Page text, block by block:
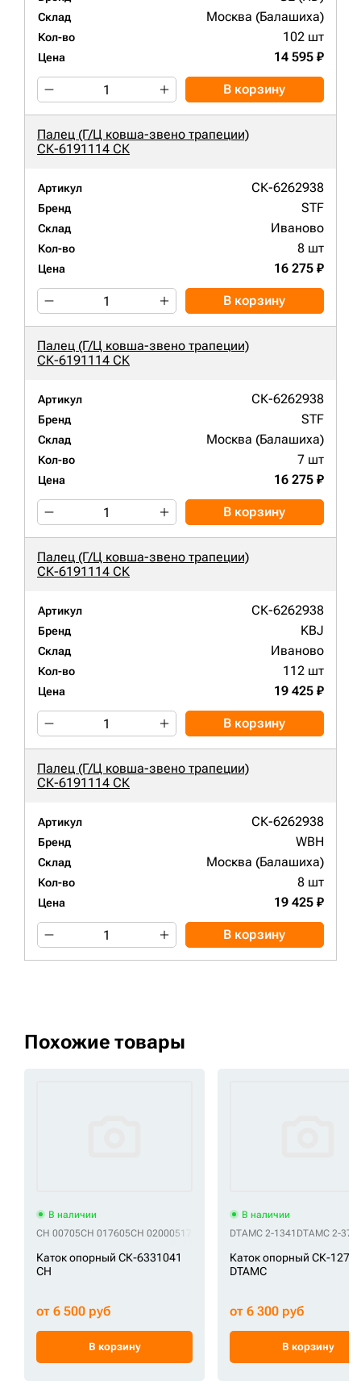
Склад Москва (Балашиха)
Кол-во 102 шт
Цена 14 595 ₽
В корзину
Палец (Г/Ц ковша-звено трапеции)
СК-6191114 СК
Артикул СК-6262938
Бренд STF
Склад Иваново
Кол-во 8 шт
Цена 16 275 ₽
В корзину
Палец (Г/Ц ковша-звено трапеции)
СК-6191114 СК
Артикул СК-6262938
Бренд STF
Склад Москва (Балашиха)
Кол-во 7 шт
Цена 16 275 ₽
В корзину
Палец (Г/Ц ковша-звено трапеции)
СК-6191114 СК
Артикул СК-6262938
Бренд KBJ
Склад Иваново
Кол-во 112 шт
Цена 19 425 ₽
В корзину
Палец (Г/Ц ковша-звено трапеции)
СК-6191114 СК
Артикул СК-6262938
Бренд WBH
Склад Москва (Балашиха)
Кол-во 8 шт
Цена 19 425 ₽
В корзину
Похожие товары
В наличии
CH 00705CH 017605CH 020005170005 CH 1002.00705.00 CH
Каток опорный СК-6331041
CH
от 6 500 руб
В корзину
В наличии
DTAMC 2-1341 DTAMC 2-
Каток опорный СК-
DTAMC
от 6 300 руб
В корзину